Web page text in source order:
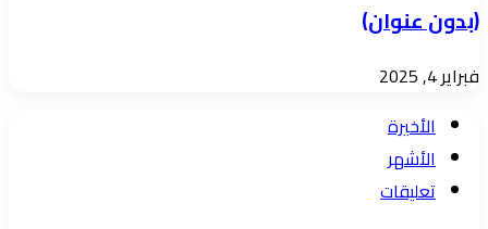
(بدون عنوان)
فبراير 4, 2025
الأخيرة
الأشهر
تعليقات